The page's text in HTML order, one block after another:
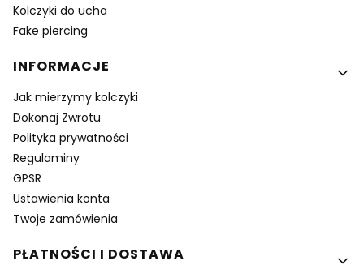
Kolczyki do ucha
Fake piercing
INFORMACJE
Jak mierzymy kolczyki
Dokonaj Zwrotu
Polityka prywatności
Regulaminy
GPSR
Ustawienia konta
Twoje zamówienia
PŁATNOŚCI I DOSTAWA